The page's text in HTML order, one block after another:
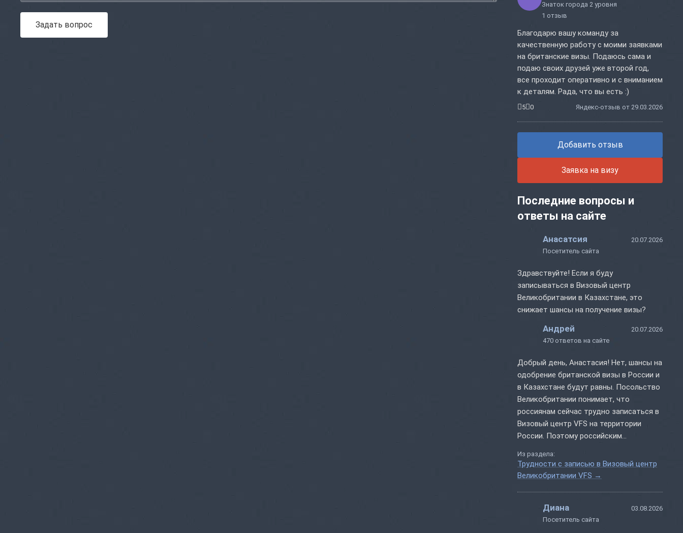
Задать вопрос
Знаток города 2 уровня
1 отзыв
Благодарю вашу команду за
качественную работу с моими заявками
на британские визы. Подаюсь сама и
подаю своих друзей уже второй год,
все проходит оперативно и с вниманием
к деталям. Рада, что вы есть :)
5 0 Яндекс-отзыв от 29.03.2026
Добавить отзыв
Заявка на визу
Последние вопросы и
ответы на сайте
Анасатсия
20.07.2026
Посетитель сайта
Здравствуйте! Если я буду
записываться в Визовый центр
Великобритании в Казахстане, это
снижает шансы на получение визы?
Андрей
20.07.2026
470 ответов на сайте
Добрый день, Анастасия! Нет, шансы на
одобрение британской визы в России и
в Казахстане будут равны. Посольство
Великобритании понимает, что
россиянам сейчас трудно записаться в
Визовый центр VFS на территории
России. Поэтому российским
документы за границей (включая
Казахстан). Процедура оформления
обращался в ВЦ по месту проживания.
Из раздела:
Трудности с записью в Визовый центр
Великобритании VFS →
Диана
03.08.2026
Посетитель сайта